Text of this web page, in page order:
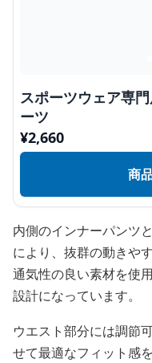
スポーツウェア専
ーツ
¥2,660
商
内側のインナーパンツ
により、抜群の動きや
通気性の良い素材を使
設計になっています。
ウエスト部分には調節
せて最適なフィット感